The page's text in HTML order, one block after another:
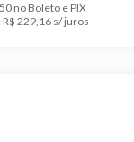
no Boleto e PIX
R$ 229,16 s/ juros